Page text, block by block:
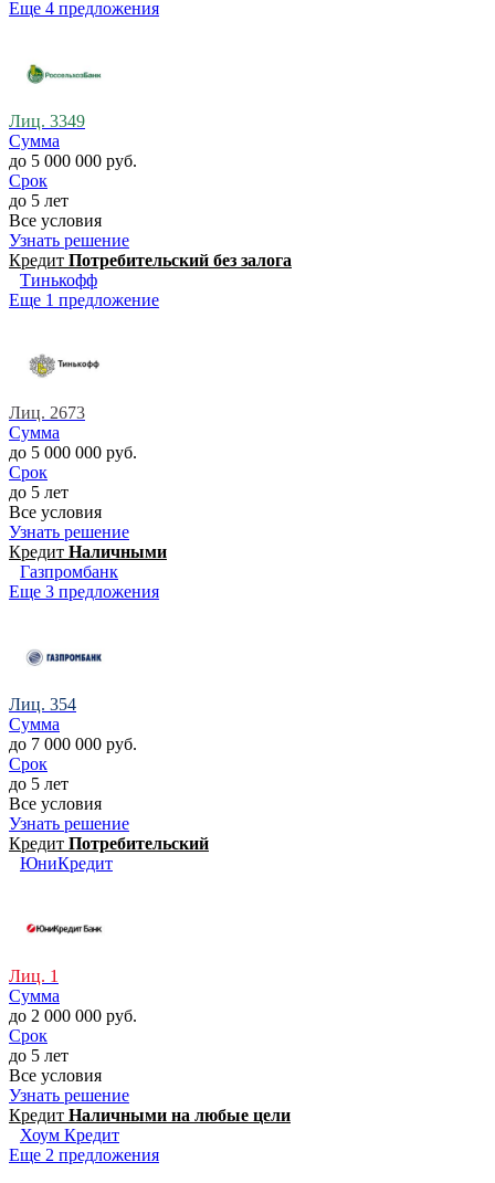
Еще 4 предложения
Лиц. 3349
Сумма
до 5 000 000 руб.
Срок
до 5 лет
Все условия
Узнать решение
Кредит Потребительский без залога
Тинькофф
Еще 1 предложение
Лиц. 2673
Сумма
до 5 000 000 руб.
Срок
до 5 лет
Все условия
Узнать решение
Кредит Наличными
Газпромбанк
Еще 3 предложения
Лиц. 354
Сумма
до 7 000 000 руб.
Срок
до 5 лет
Все условия
Узнать решение
Кредит Потребительский
ЮниКредит
Лиц. 1
Сумма
до 2 000 000 руб.
Срок
до 5 лет
Все условия
Узнать решение
Кредит Наличными на любые цели
Хоум Кредит
Еще 2 предложения